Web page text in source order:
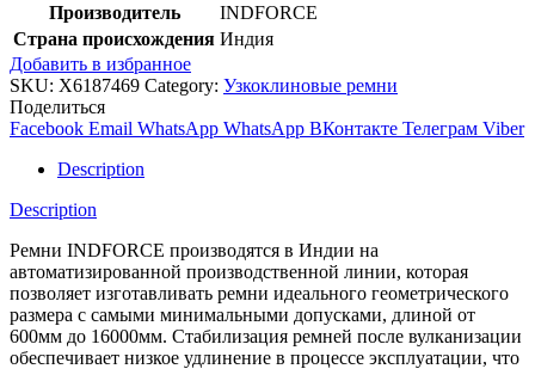
Производитель
INDFORCE
Страна происхождения Индия
Добавить в избранное
SKU: X6187469 Category: Узкоклиновые ремни
Поделиться
Facebook Email WhatsApp WhatsApp ВКонтакте Телеграм Viber
Description
Description
Ремни INDFORCE производятся в Индии на
автоматизированной производственной линии, которая
позволяет изготавливать ремни идеального геометрического
размера с самыми минимальными допусками, длиной от
600мм до 16000мм. Стабилизация ремней после вулканизации
обеспечивает низкое удлинение в процессе эксплуатации, что